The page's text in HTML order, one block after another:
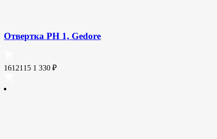
Отвертка PH 1, Gedore
1612115 1 330 ₽